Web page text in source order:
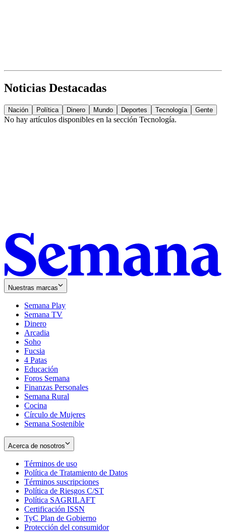
Noticias Destacadas
Nación Política Dinero Mundo Deportes Tecnología Gente
No hay artículos disponibles en la sección Tecnología.
Nuestras marcas
Semana Play
Semana TV
Dinero
Arcadia
Soho
in
new
window
Fucsia
in
new
window
4 Patas
Educación
Foros Semana
Finanzas Personales
Semana Rural
Cocina
Círculo de Mujeres
Semana Sostenible
Acerca de nosotros
Términos de uso
in
new
window
Política de Tratamiento de Datos
Términos suscripciones
in
Política de Riesgos C/ST
Política SAGRILAFT
new
window
Certificación ISSN
in
new
TyC Plan de Gobierno
in
Protección del consumidorOpens